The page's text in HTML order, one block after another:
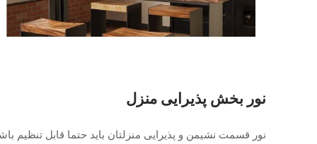
نور بخش پذیرایی منزل
نور قسمت نشیمن و پذیرایی منزلتان باید حتما قابل تنظیم